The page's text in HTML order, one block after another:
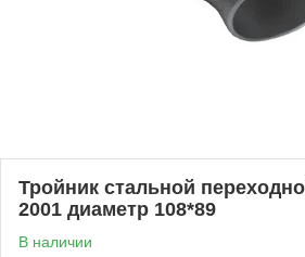
Тройник стальной
2001 диаметр 108*89
В наличии